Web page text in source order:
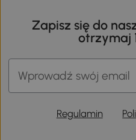
Zapisz się do
otrzymaj
Regulamin